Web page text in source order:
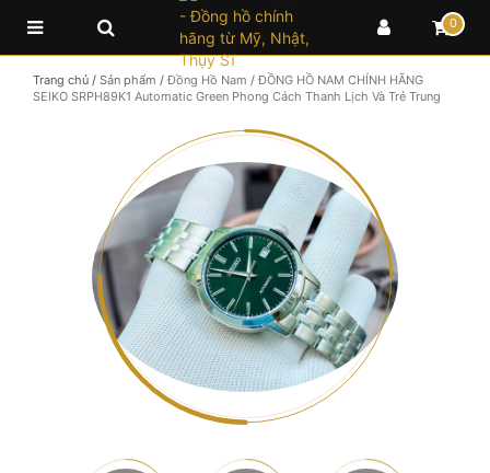
0
Trang chủ / Sản phẩm / Đồng Hồ Nam / ĐỒNG HỒ NAM CHÍNH HÃNG
SEIKO SRPH89K1 Automatic Green Phong Cách Thanh Lịch Và Trẻ Trung